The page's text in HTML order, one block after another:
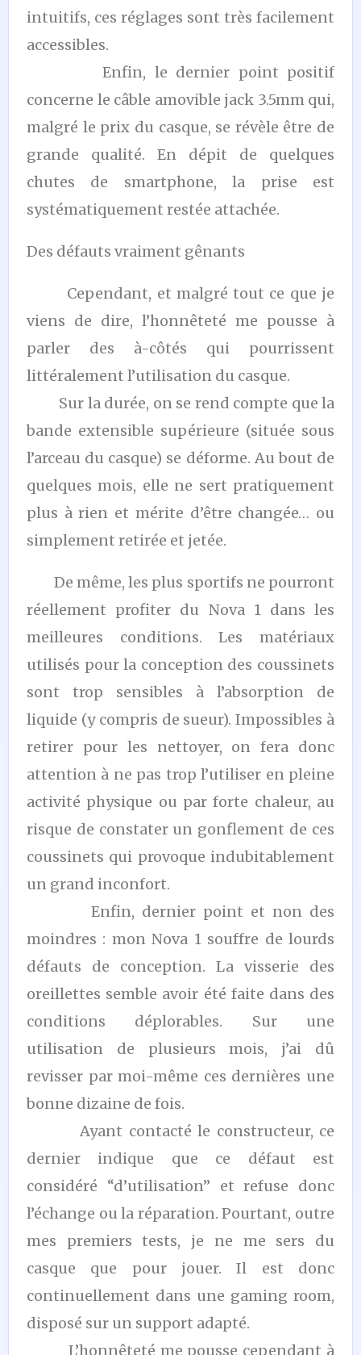
intuitifs, ces réglages sont très facilement
accessibles.
Enfin, le dernier point positif
concerne le câble amovible jack 3.5mm qui,
malgré le prix du casque, se révèle être de
grande qualité. En dépit de quelques
chutes de smartphone, la prise est
systématiquement restée attachée.
Des défauts vraiment gênants
Cependant, et malgré tout ce que je
viens de dire, l’honnêteté me pousse à
parler des à-côtés qui pourrissent
littéralement l’utilisation du casque.
Sur la durée, on se rend compte que la
bande extensible supérieure (située sous
l’arceau du casque) se déforme. Au bout de
quelques mois, elle ne sert pratiquement
plus à rien et mérite d’être changée… ou
simplement retirée et jetée.
De même, les plus sportifs ne pourront
réellement profiter du Nova 1 dans les
meilleures conditions. Les matériaux
utilisés pour la conception des coussinets
sont trop sensibles à l’absorption de
liquide (y compris de sueur). Impossibles à
retirer pour les nettoyer, on fera donc
attention à ne pas trop l’utiliser en pleine
activité physique ou par forte chaleur, au
risque de constater un gonflement de ces
coussinets qui provoque indubitablement
un grand inconfort.
Enfin, dernier point et non des
moindres : mon Nova 1 souffre de lourds
défauts de conception. La visserie des
oreillettes semble avoir été faite dans des
conditions déplorables. Sur une
utilisation de plusieurs mois, j’ai dû
revisser par moi-même ces dernières une
bonne dizaine de fois.
Ayant contacté le constructeur, ce
dernier indique que ce défaut est
considéré “d’utilisation” et refuse donc
l’échange ou la réparation. Pourtant, outre
mes premiers tests, je ne me sers du
casque que pour jouer. Il est donc
continuellement dans une gaming room,
disposé sur un support adapté.
L’honnêteté me pousse cependant à